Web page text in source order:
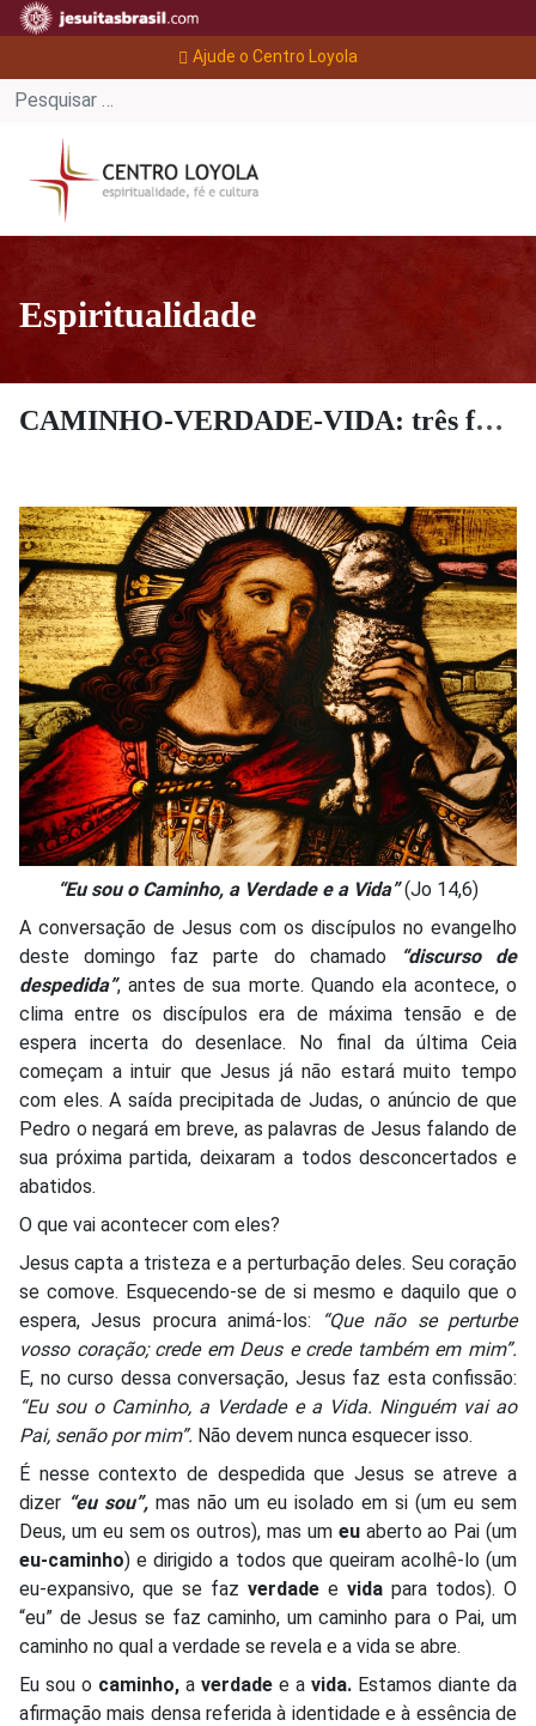
Ajude o Centro Loyola
Espiritualidade
CAMINHO-VERDADE-VIDA: três fomes que nos humanizam
“Eu sou o Caminho, a Verdade e a Vida”(Jo 14,6)
A conversação de Jesus com os discípulos no evangelho
deste domingo faz parte do chamado
“discurso de
despedida”, antes de sua morte. Quando ela acontece, o
clima entre os discípulos era de máxima tensão e de
espera incerta do desenlace. No final da última Ceia
começam a intuir que Jesus já não estará muito tempo
com eles. A saída precipitada de Judas, o anúncio de que
Pedro o negará em breve, as palavras de Jesus falando de
sua próxima partida, deixaram a todos desconcertados e
abatidos.
O que vai acontecer com eles?
Jesus capta a tristeza e a perturbação deles. Seu coração
se comove. Esquecendo-se de si mesmo e daquilo que o
espera, Jesus procura animá-los:
“Que não se perturbe
vosso coração; crede em Deus e crede também em mim”.
E, no curso dessa conversação, Jesus faz esta confissão:
“Eu sou o Caminho, a Verdade e a Vida. Ninguém vai ao
Pai, senão por mim”. Não devem nunca esquecer isso.
É nesse contexto de despedida que Jesus se atreve a
dizer “eu sou”, mas não um eu isolado em si (um eu sem
Deus, um eu sem os outros), mas umeuaberto ao Pai (um
eu-caminho) e dirigido a todos que queiram acolhê-lo (um
eu-expansivo, que se faz verdade e vida para todos). O
“eu” de Jesus se faz caminho, um caminho para o Pai, um
caminho no qual a verdade se revela e a vida se abre.
Eu sou o caminho, a verdade e a vida. Estamos diante da
afirmação mais densa referida à identidade e à essência de